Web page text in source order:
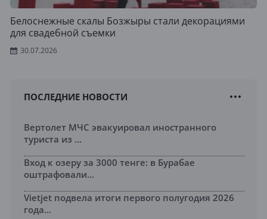
Белоснежные скалы Бозжыры стали декорациями
для свадебной съемки
30.07.2026
ПОСЛЕДНИЕ НОВОСТИ
Вертолет МЧС эвакуировал иностранного
туриста из ...
Вход к озеру за 3000 тенге: в Бурабае
оштрафовали...
Vietjet подвела итоги первого полугодия 2026
года...